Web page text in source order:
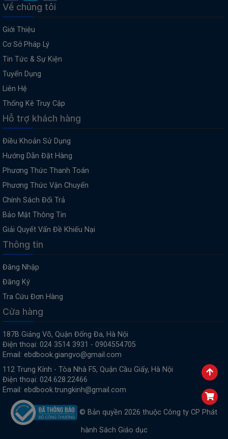
Về chúng tôi
Giới Thiệu
Cơ Sở Pháp Lý
Tin Tức & Sự Kiện
Tuyển Dụng
Liên Hệ
Thống Kê Truy Cập
Hỗ trợ khách hàng
Điều Khoản Sử Dụng
Hướng Dẫn Đặt Hàng
Phương Thức Thanh Toán
Phương Thức Vận Chuyển
Chính Sách Đổi Trả
Bảo Mật Thông Tin
Giải Quyết Vấn Đề Khiếu Nại
Thông tin
Đăng Nhập
Đăng Ký
Tra Cứu Đơn Hàng
Cửa hàng
187B Giảng Võ, Quận Đống Đa, Hà Nội
Điện thoại: 024 3514 3931 - 0904554705
Email: ebdbook.giangvo@gmail.com
112 Trung Kính - Tòa Nhà F5, Quận Cầu Giấy, Hà Nội
Điện thoại: 024.628.22466
Email: ebdbook.trungkinh@gmail.com
© Bản quyền 2026 thuộc Công ty CP Phát
hành Sách Giáo dục